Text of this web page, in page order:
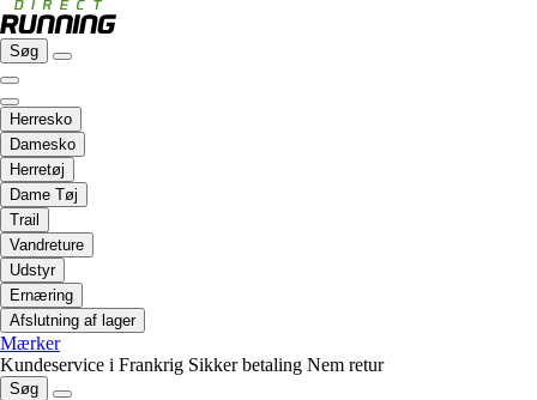
Søg
Herresko
Damesko
Herretøj
Dame Tøj
Trail
Vandreture
Udstyr
Ernæring
Afslutning af lager
Mærker
Kundeservice i Frankrig Sikker betaling Nem retur
Søg